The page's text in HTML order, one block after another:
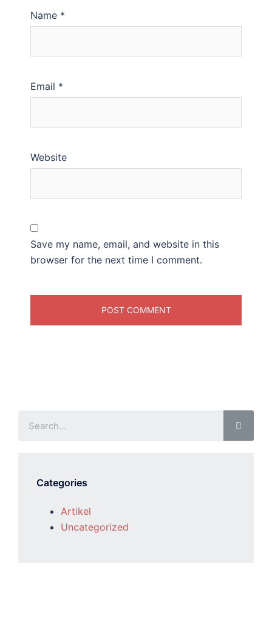
Name *
Email *
Website
Save my name, email, and website in this
browser for the next time I comment.
Categories
Artikel
Uncategorized